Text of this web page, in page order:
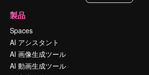
製品
Spaces
AI アシスタント
AI 画像生成ツール
AI 動画生成ツール